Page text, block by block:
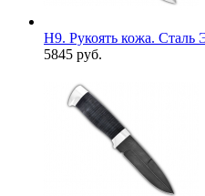
Н9. Рукоять кожа. Сталь
5845 руб.